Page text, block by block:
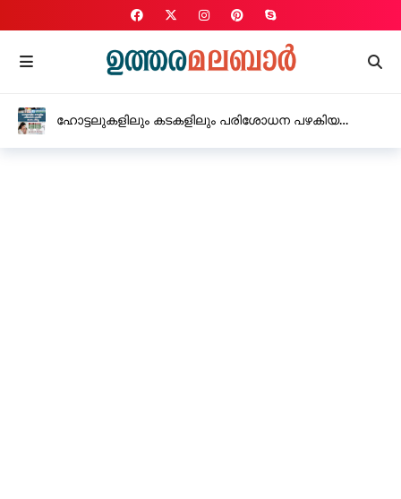
സ്വിഫ്റ്റ് കാറിൽ കടത്തിയ 18 ഗ്രാം